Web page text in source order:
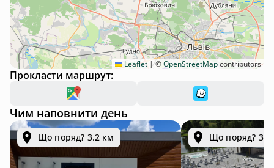
Leaflet|©OpenStreetMapcontributors
Прокласти маршрут:
Чим наповнити день
Що поряд? 3.2 км Що поряд?